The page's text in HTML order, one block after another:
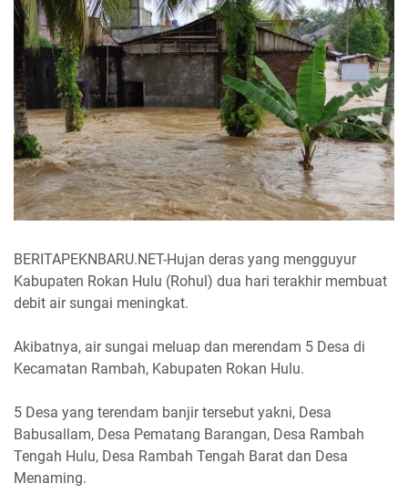
BERITAPEKNBARU.NET-Hujan deras yang mengguyur
Kabupaten Rokan Hulu (Rohul) dua hari terakhir membuat
debit air sungai meningkat.
Akibatnya, air sungai meluap dan merendam 5 Desa di
Kecamatan Rambah, Kabupaten Rokan Hulu.
5 Desa yang terendam banjir tersebut yakni, Desa
Babusallam, Desa Pematang Barangan, Desa Rambah
Tengah Hulu, Desa Rambah Tengah Barat dan Desa
Menaming.